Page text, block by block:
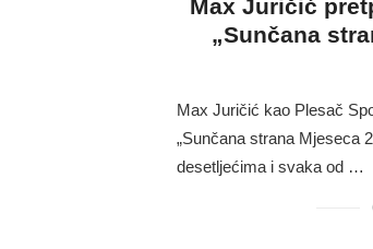
Max Juričić
„Sunčana
Max Juričić kao Plesač
„Sunčana strana Mjeseca
desetljećima i svaka od …